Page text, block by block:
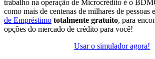
trabalho na operação de Microcrédito é o
como mais de centenas de milhares de pessoas
de Empréstimo totalmente gratuito, para
opções do mercado de crédito para você!
Usar o simulador agora!